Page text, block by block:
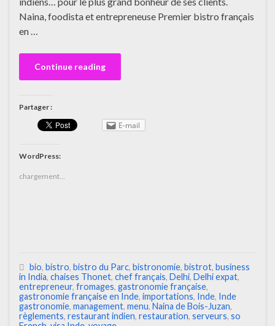
Naina, foodista et entrepreneuse Premier bistro français
en …
Continue reading
Partager :
E-mail
WordPress:
chargement…
bio, bistro, bistro du Parc, bistronomie, bistrot, business
in India, chaises Thonet, chef français, Delhi, Delhi expat,
entrepreneur, fromages, gastronomie française,
gastronomie française en Inde, importations, Inde, Inde
gastronomie, management, menu, Naina de Bois-Juzan,
règlements, restaurant indien, restauration, serveurs, so